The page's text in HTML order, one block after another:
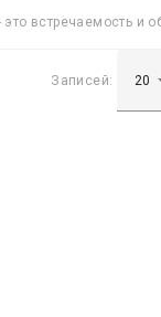
встречаемость и
Записей: